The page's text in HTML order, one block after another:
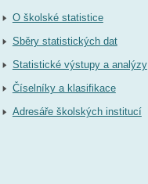
O školské statistice
Sběry statistických dat
Statistické výstupy a analýzy
Číselníky a klasifikace
Adresáře školských institucí